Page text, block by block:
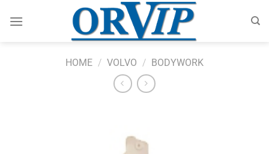
HOME / VOLVO / BODYWORK